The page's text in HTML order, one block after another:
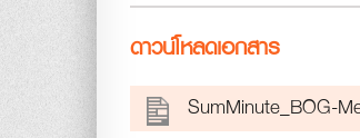
ดาวน์โหลดเอกสาร
SumMinute_BOG-